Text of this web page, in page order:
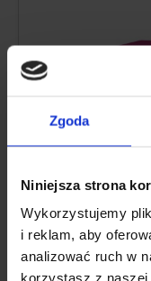
Zgoda
Niniejsza strona
Wykorzystujemy
i reklam, aby
analizować ruch w
korzystasz z naszej
Teor de
mg (600 mg
Outros